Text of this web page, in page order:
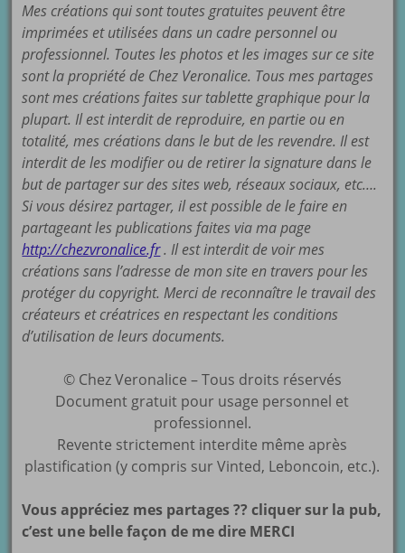
Mes créations qui sont toutes gratuites peuvent être
imprimées et utilisées dans un cadre personnel ou
professionnel. Toutes les photos et les images sur ce site
sont la propriété de Chez Veronalice. Tous mes partages
sont mes créations faites sur tablette graphique pour la
plupart. Il est interdit de reproduire, en partie ou en
totalité, mes créations dans le but de les revendre. Il est
interdit de les modifier ou de retirer la signature dans le
but de partager sur des sites web, réseaux sociaux, etc….
Si vous désirez partager, il est possible de le faire en
partageant les publications faites via ma page
http://chezvronalice.fr. Il est interdit de voir mes
créations sans l’adresse de mon site en travers pour les
protéger du copyright. Merci de reconnaître le travail des
créateurs et créatrices en respectant les conditions
d’utilisation de leurs documents.
© Chez Veronalice – Tous droits réservés
Document gratuit pour usage personnel et
professionnel.
Revente strictement interdite même après
plastification (y compris sur Vinted, Leboncoin, etc.).
Vous appréciez mes partages ?? cliquer sur la pub,
c’est une belle façon de me dire MERCI